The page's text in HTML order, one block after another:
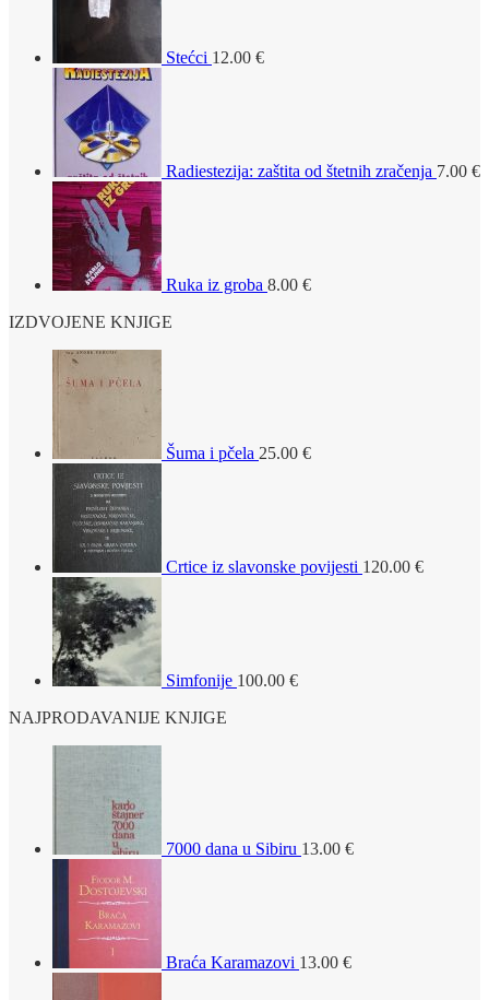
Stećci 12.00 €
Radiestezija: zaštita od štetnih zračenja 7.00 €
Ruka iz groba 8.00 €
IZDVOJENE KNJIGE
Šuma i pčela 25.00 €
Crtice iz slavonske povijesti 120.00 €
Simfonije 100.00 €
NAJPRODAVANIJE KNJIGE
7000 dana u Sibiru 13.00 €
Braća Karamazovi 13.00 €